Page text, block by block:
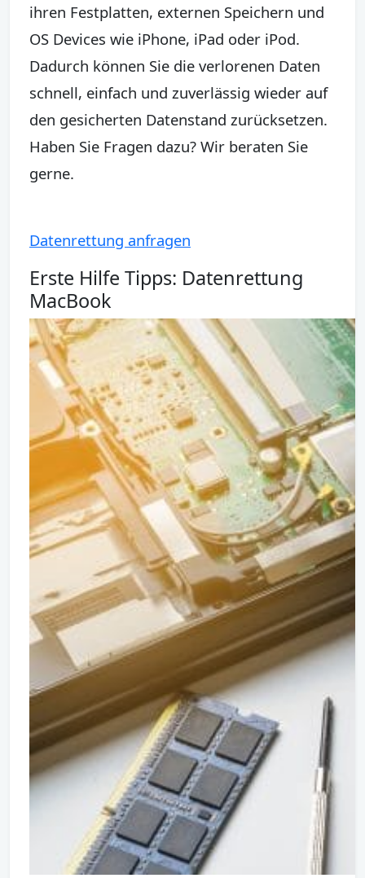
ihren Festplatten, externen Speichern und
OS Devices wie iPhone, iPad oder iPod.
Dadurch können Sie die verlorenen Daten
schnell, einfach und zuverlässig wieder auf
den gesicherten Datenstand zurücksetzen.
Haben Sie Fragen dazu? Wir beraten Sie
gerne.
Datenrettung anfragen
Erste Hilfe Tipps: Datenrettung
MacBook